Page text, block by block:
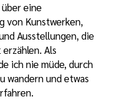
eine
von Kunstwerken,
Ausstellungen, die
Als
ich nie müde, durch
wandern und etwas